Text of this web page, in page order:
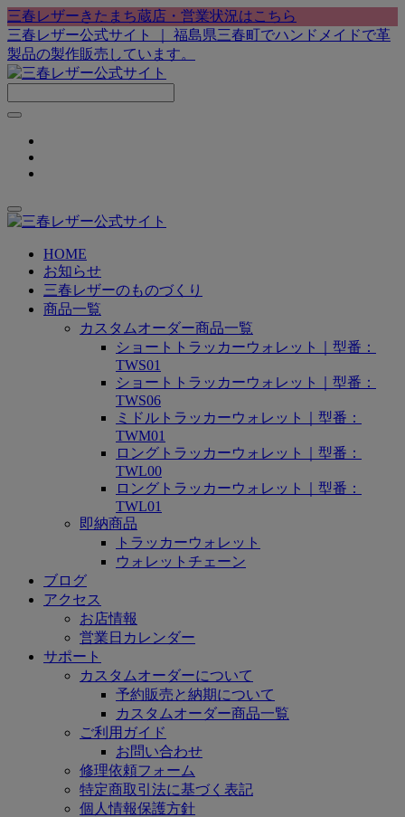
三春レザーきたまち蔵店・営業状況はこちら
三春レザー公式サイト ｜ 福島県三春町でハンドメイドで革
製品の製作販売しています。
HOME
お知らせ
三春レザーのものづくり
商品一覧
カスタムオーダー商品一覧
ショートトラッカーウォレット｜型番：
TWS01
ショートトラッカーウォレット｜型番：
TWS06
ミドルトラッカーウォレット｜型番：
TWM01
ロングトラッカーウォレット｜型番：
TWL00
ロングトラッカーウォレット｜型番：
TWL01
即納商品
トラッカーウォレット
ウォレットチェーン
ブログ
アクセス
お店情報
営業日カレンダー
サポート
カスタムオーダーについて
予約販売と納期について
カスタムオーダー商品一覧
ご利用ガイド
お問い合わせ
修理依頼フォーム
特定商取引法に基づく表記
個人情報保護方針